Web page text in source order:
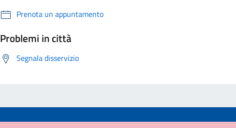
Prenota un appuntamento
Problemi in città
Segnala disservizio